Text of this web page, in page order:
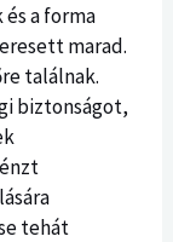
a forma
marad.
találnak.
biztonságot,
tehát